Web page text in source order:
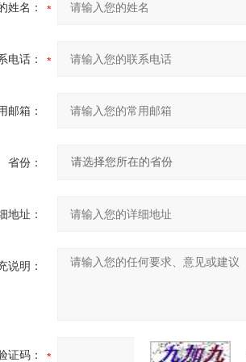
姓名：
电话：
邮箱：
省份：
地址：
说明：
证码：